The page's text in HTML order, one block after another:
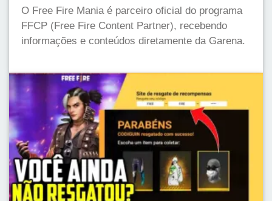
O Free Fire Mania é parceiro oficial do programa
FFCP (Free Fire Content Partner), recebendo
informações e conteúdos diretamente da Garena.